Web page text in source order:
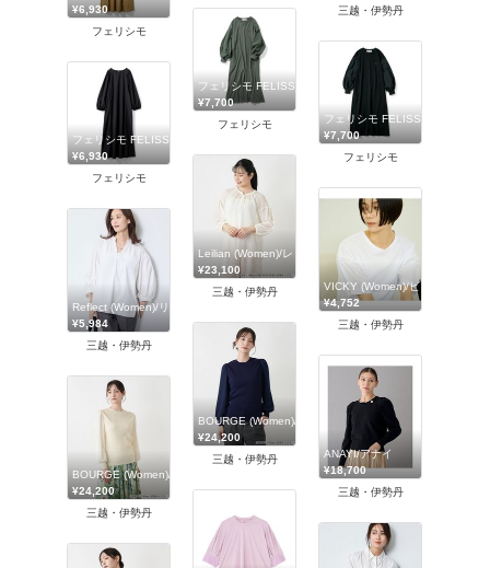
三越・伊勢丹
¥6,930
フェリシモ
フェリシモ FELISSIMO
¥7,700
フェリシモ
フェリシモ FELISSIMO
¥7,700
フェリシモ
フェリシモ FELISSIMO
¥6,930
フェリシモ
Leilian (Women)/レリアン
¥23,100
三越・伊勢丹
VICKY (Women)/ビッキー
¥4,752
三越・伊勢丹
Reflect (Women)/リフレクト
¥5,984
三越・伊勢丹
BOURGE (Women)/ブールジュ
¥24,200
三越・伊勢丹
ANAYI/アナイ
¥18,700
三越・伊勢丹
BOURGE (Women)/ブールジュ
¥24,200
三越・伊勢丹